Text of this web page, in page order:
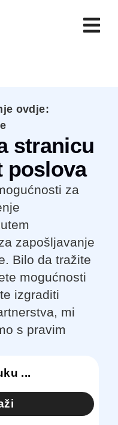
ovdje:
stranicu
poslova
za
zapošljavanje
Bilo da tražite
mogućnosti
izgraditi
mi
s pravim